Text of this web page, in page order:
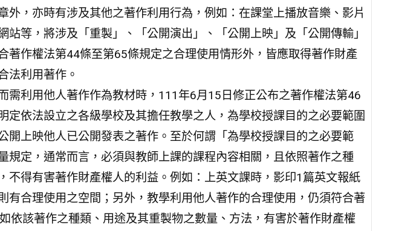
外，亦時有涉及其他之著作利用行為，例如：在課堂上播放音樂、影片
站等，將涉及「重製」、「公開演出」、「公開上映」及「公開傳輸」
著作權法第44條至第65條規定之合理使用情形外，皆應取得著作財產
法利用著作。
需利用他人著作作為教材時，111年6月15日修正公布之著作權法第46
定依法設立之各級學校及其擔任教學之人，為學校授課目的之必要範圍
開上映他人已公開發表之著作。至於何謂「為學校授課目的之必要範
規定，通常而言，必須與教師上課的課程內容相關，且依照著作之種
不得有害著作財產權人的利益。例如：上英文課時，影印1篇英文報紙
有合理使用之空間；另外，教學利用他人著作的合理使用，仍須符合著
依該著作之種類、用途及其重製物之數量、方法，有害於著作財產權